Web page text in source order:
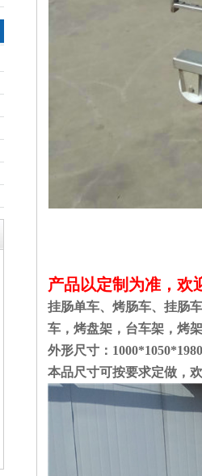
产品以定制为准，欢
挂肠单车、烤肠车、挂肠
车，烤盘架，台车架，烤
外形尺寸：
本品尺寸可按要求定做，